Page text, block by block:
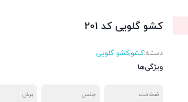
کشو گلویی کد 201
دسته:کشو,کشو گلویی
ویژگی‌ها
ضخامت جنس برش